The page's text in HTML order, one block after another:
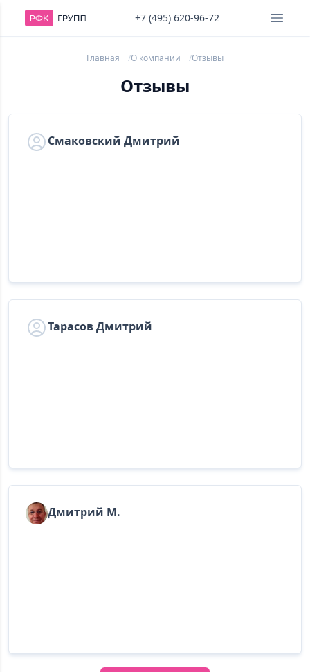
+7 (495) 620-96-72
Главная О компании Отзывы
Отзывы
Смаковский Дмитрий
Тарасов Дмитрий
Дмитрий М.